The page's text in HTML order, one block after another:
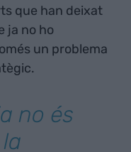
que han deixat
ja no ho
un problema
no és